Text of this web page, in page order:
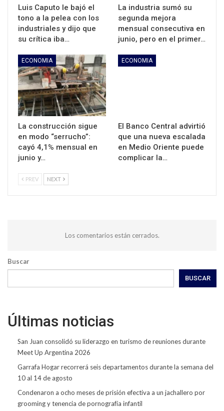
Luis Caputo le bajó el
tono a la pelea con los
industriales y dijo que
su crítica iba…
La industria sumó su
segunda mejora
mensual consecutiva en
junio, pero en el primer…
ECONOMIA
La construcción sigue
en modo “serrucho”:
cayó 4,1% mensual en
junio y…
ECONOMIA
El Banco Central advirtió
que una nueva escalada
en Medio Oriente puede
complicar la…
PREV NEXT
Los comentarios están cerrados.
Buscar
BUSCAR
Últimas noticias
San Juan consolidó su liderazgo en turismo de reuniones durante
Meet Up Argentina 2026
Garrafa Hogar recorrerá seis departamentos durante la semana del
10 al 14 de agosto
Condenaron a ocho meses de prisión efectiva a un jachallero por
grooming y tenencia de pornografía infantil